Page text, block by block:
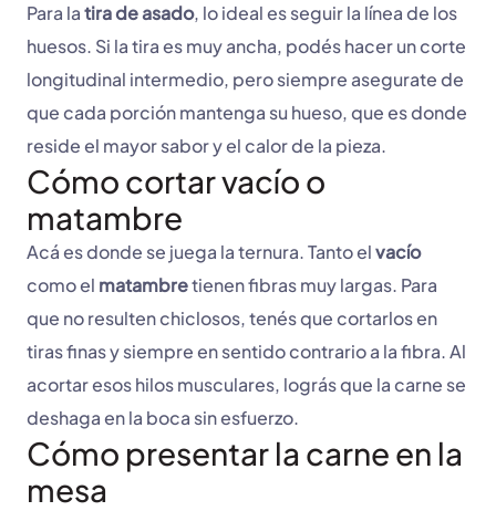
Para latira de asado, lo ideal es seguir la línea de los
huesos. Si la tira es muy ancha, podés hacer un corte
longitudinal intermedio, pero siempre asegurate de
que cada porción mantenga su hueso, que es donde
reside el mayor sabor y el calor de la pieza.
Cómo cortar vacío o
matambre
Acá es donde se juega la ternura. Tanto elvacío
como el matambretienen fibras muy largas. Para
que no resulten chiclosos, tenés que cortarlos en
tiras finas y siempre en sentido contrario a la fibra. Al
acortar esos hilos musculares, lográs que la carne se
deshaga en la boca sin esfuerzo.
Cómo presentar la carne en la
mesa